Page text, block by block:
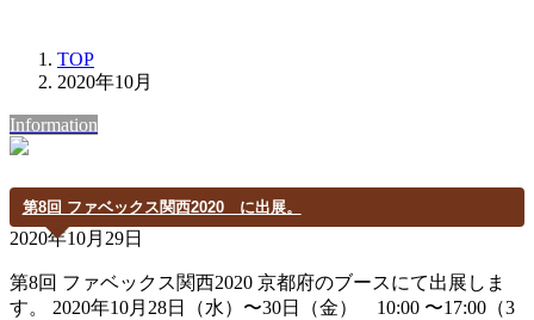
TOP
2020年10月
Information
第8回 ファベックス関西2020 に出展。
2020年10月29日
第8回 ファベックス関西2020 京都府のブースにて出展しま
す。 2020年10月28日（水）〜30日（金） 10:00 〜17:00（3